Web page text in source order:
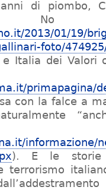
di piombo,
2013/01/19/
foto/
e Italia dei Valori
primapagina/
con la falce a
informazione/
). E le storie
terrorismo